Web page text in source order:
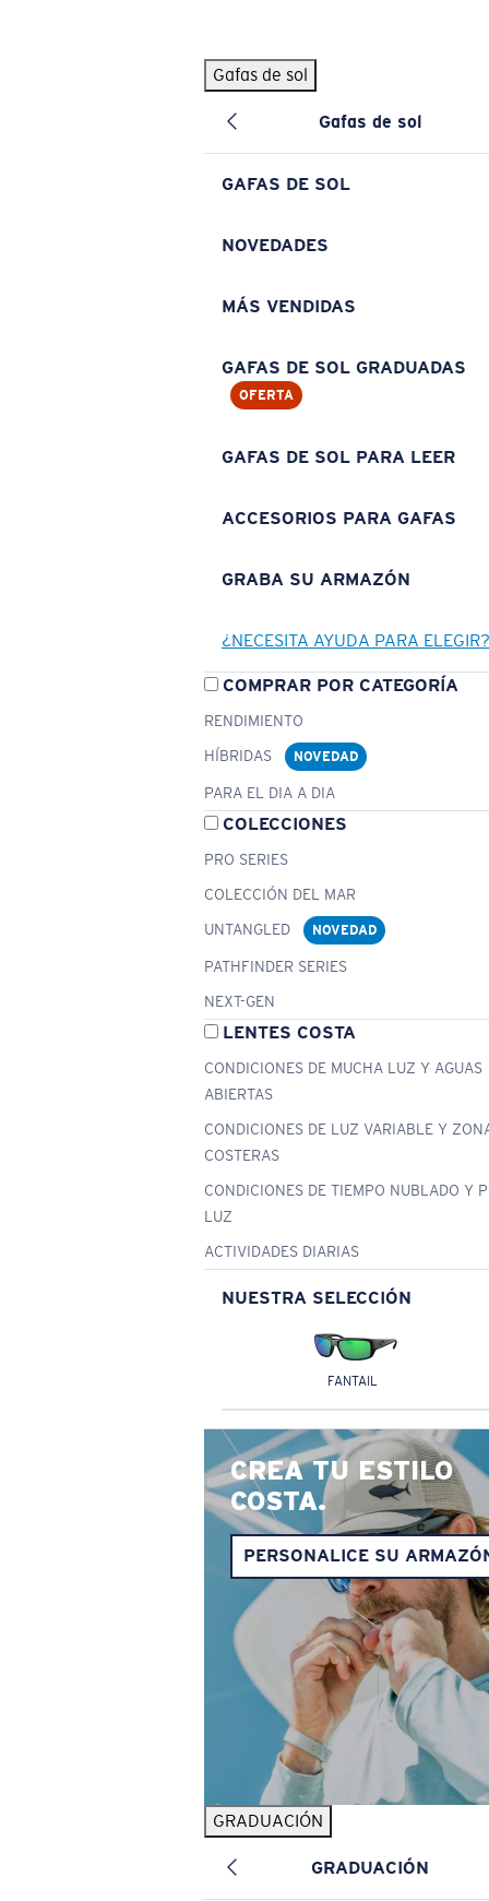
Gafas de sol
Gafas de sol
GAFAS DE SOL
NOVEDADES
MÁS VENDIDAS
GAFAS DE SOL GRADUADAS
OFERTA
GAFAS DE SOL PARA LEER
ACCESORIOS PARA GAFAS
GRABA SU ARMAZÓN
¿NECESITA AYUDA PARA ELEGIR?
COMPRAR POR CATEGORÍA
RENDIMIENTO
HÍBRIDAS
NOVEDAD
PARA EL DIA A DIA
COLECCIONES
PRO SERIES
COLECCIÓN DEL MAR
UNTANGLED
NOVEDAD
PATHFINDER SERIES
NEXT-GEN
LENTES COSTA
CONDICIONES DE MUCHA LUZ Y AGUAS
ABIERTAS
CONDICIONES DE LUZ VARIABLE Y
COSTERAS
CONDICIONES DE TIEMPO NUBLADO Y
LUZ
ACTIVIDADES DIARIAS
NUESTRA SELECCIÓN
FANTAIL
CREA TU ESTILO
COSTA.
PERSONALICE SU
GRADUACIÓN
GRADUACIÓN
BÚSQUEDAS POPULARES
Pilothouse PRO Limited Edition Pack Exclusivo
Gafas de sol personalizadas
Los más vendidos de gafas de sol